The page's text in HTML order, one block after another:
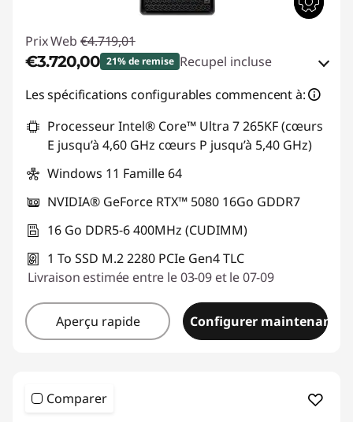
Prix Web €4.719,01
€3.720,00 21% de remise Recupel incluse
Bons de réduction en ligne :-€999,01
Code de réduction : TOP-GAMING
Les spécifications configurables commencent à:
Processeur Intel® Core™ Ultra 7 265KF (cœurs
E jusqu’à 4,60 GHz cœurs P jusqu’à 5,40 GHz)
Windows 11 Famille 64
NVIDIA® GeForce RTX™ 5080 16Go GDDR7
16 Go DDR5-6 400MHz (CUDIMM)
1 To SSD M.2 2280 PCIe Gen4 TLC
Livraison estimée entre le 03-09 et le 07-09
Aperçu rapide Configurer maintenant
Comparer